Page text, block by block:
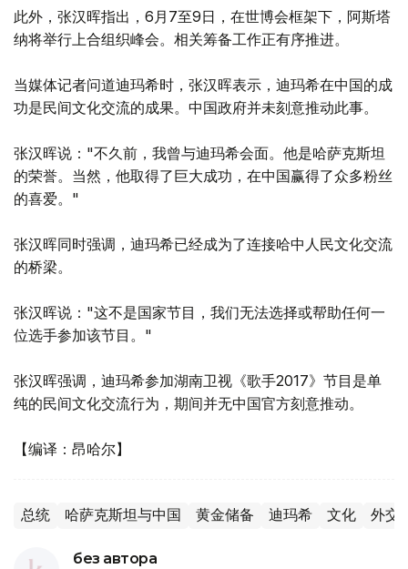
此外，张汉晖指出，6月7至9日，在世博会框架下，阿斯塔
纳将举行上合组织峰会。相关筹备工作正有序推进。
当媒体记者问道迪玛希时，张汉晖表示，迪玛希在中国的成
功是民间文化交流的成果。中国政府并未刻意推动此事。
张汉晖说："不久前，我曾与迪玛希会面。他是哈萨克斯坦
的荣誉。当然，他取得了巨大成功，在中国赢得了众多粉丝
的喜爱。"
张汉晖同时强调，迪玛希已经成为了连接哈中人民文化交流
的桥梁。
张汉晖说："这不是国家节目，我们无法选择或帮助任何一
位选手参加该节目。"
张汉晖强调，迪玛希参加湖南卫视《歌手2017》节目是单
纯的民间文化交流行为，期间并无中国官方刻意推动。
【编译：昂哈尔】
总统 哈萨克斯坦与中国 黄金储备 迪玛希 文化 外交
без автора